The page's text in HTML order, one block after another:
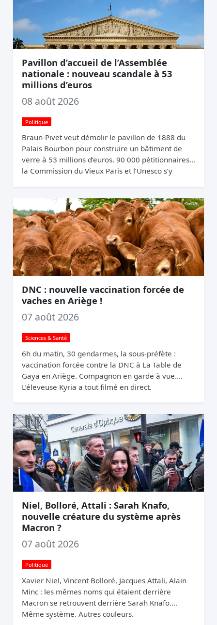
Pavillon d’accueil de l’Assemblée
nationale : nouveau scandale à 53
millions d’euros
08 août 2026
Politique
Braun-Pivet veut démolir le pavillon de 1888 du
Palais Bourbon pour construire un bâtiment de
verre à 53 millions d’euros. 90 000 pétitionnaires,
la Commission du Vieux Paris et l’Unesco s’y
DNC : nouvelle vaccination forcée de
vaches en Ariège !
07 août 2026
Sciences & Santé
6h du matin, 30 gendarmes, la sous-préfète :
vaccination forcée contre la DNC à La Table de
Gaya en Ariège. Compagnon en garde à vue.
L’éleveuse Kyria a tout filmé en direct.
Niel, Bolloré, Attali : Sarah Knafo,
nouvelle créature du système après
Macron ?
07 août 2026
Politique
Xavier Niel, Vincent Bolloré, Jacques Attali, Alain
Minc : les mêmes noms qui étaient derrière
Macron se retrouvent derrière Sarah Knafo.
Même système. Autres couleurs.